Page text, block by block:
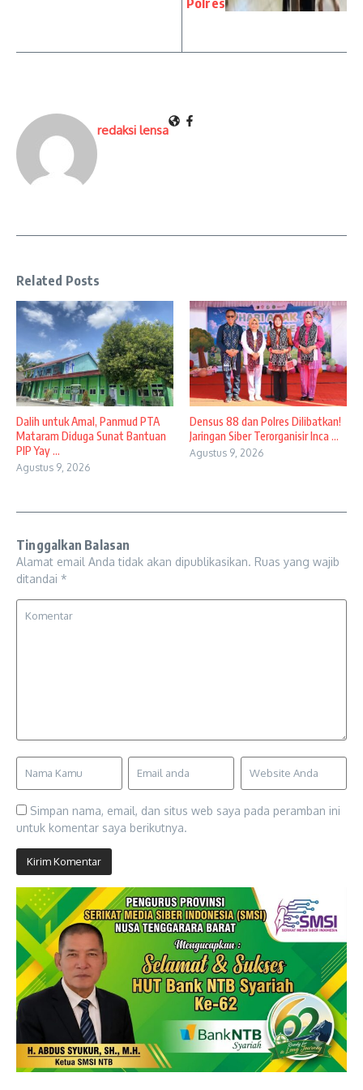
Polres
redaksi lensa
Related Posts
Dalih untuk Amal, Panmud PTA
Mataram Diduga Sunat Bantuan
PIP Yay ...
Agustus 9, 2026
Densus 88 dan Polres Dilibatkan!
Jaringan Siber Terorganisir Inca ...
Agustus 9, 2026
Tinggalkan Balasan
Alamat email Anda tidak akan dipublikasikan. Ruas yang wajib
ditandai *
Simpan nama, email, dan situs web saya pada peramban ini
untuk komentar saya berikutnya.